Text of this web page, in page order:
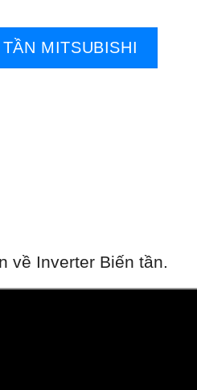
MITSUBISHI
về Inverter Biến tần.